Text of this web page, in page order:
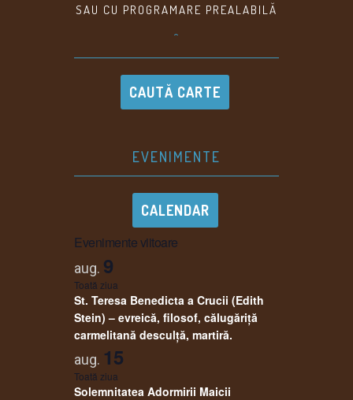
SAU CU PROGRAMARE PREALABILĂ
^
CAUTĂ CARTE
EVENIMENTE
CALENDAR
Evenimente viitoare
aug. 9
Toată ziua
St. Teresa Benedicta a Crucii (Edith
Stein) – evreică, filosof, călugăriţă
carmelitană desculţă, martiră.
aug. 15
Toată ziua
Solemnitatea Adormirii Maicii